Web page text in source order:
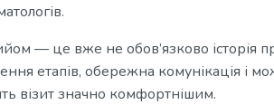
— це вже не обов’язково історія
етапів, обережна комунікація і
візит значно комфортнішим.